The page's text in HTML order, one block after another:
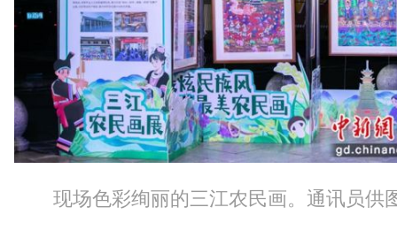
现场色彩绚丽的三江农民画。通讯员供